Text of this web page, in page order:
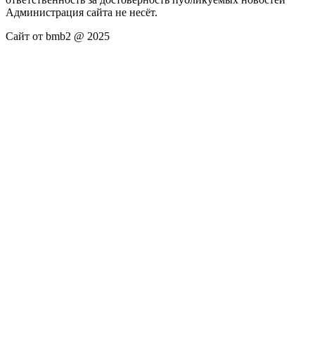
Администрация сайта не несёт.
Сайт от bmb2 @ 2025